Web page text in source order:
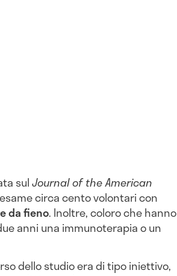
sulJournal of the American
circa cento volontari con
da fieno. Inoltre, coloro che hanno
anni una immunoterapia o un
dello studio era di tipo iniettivo,